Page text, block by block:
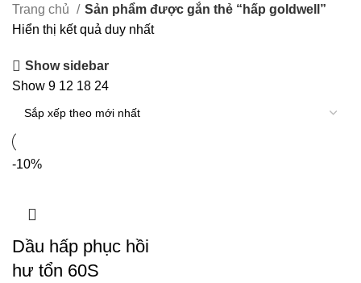
Trang chủ
Sản phẩm được gắn thẻ “hấp goldwell”
Hiển thị kết quả duy nhất
Show sidebar
Show 9 12 18 24
-10%
Dầu hấp phục hồi
hư tổn 60S